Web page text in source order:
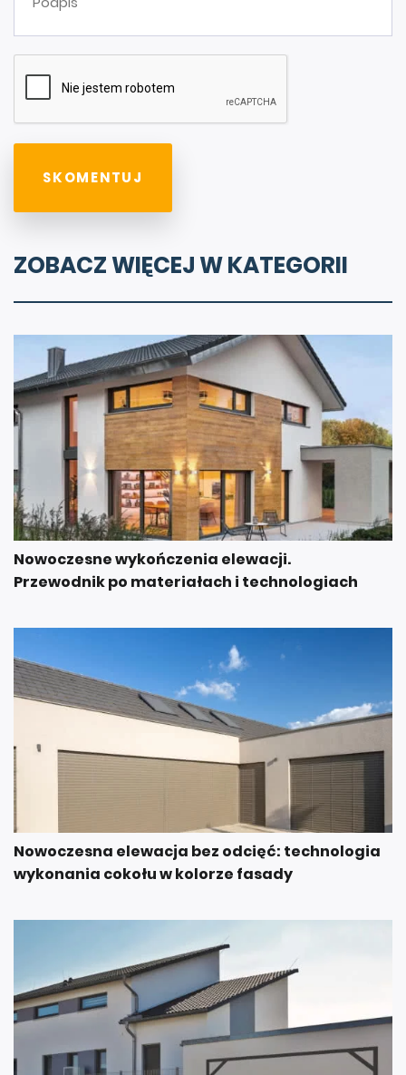
ZOBACZ WIĘCEJ W KATEGORII
Nowoczesne wykończenia elewacji.
Przewodnik po materiałach i technologiach
Nowoczesna elewacja bez odcięć: technologia
wykonania cokołu w kolorze fasady